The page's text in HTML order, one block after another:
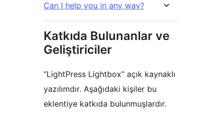
Can I help you in any way?
Katkıda Bulunanlar ve
Geliştiriciler
“LightPress Lightbox” açık kaynaklı
yazılımdır. Aşağıdaki kişiler bu
eklentiye katkıda bulunmuşlardır.